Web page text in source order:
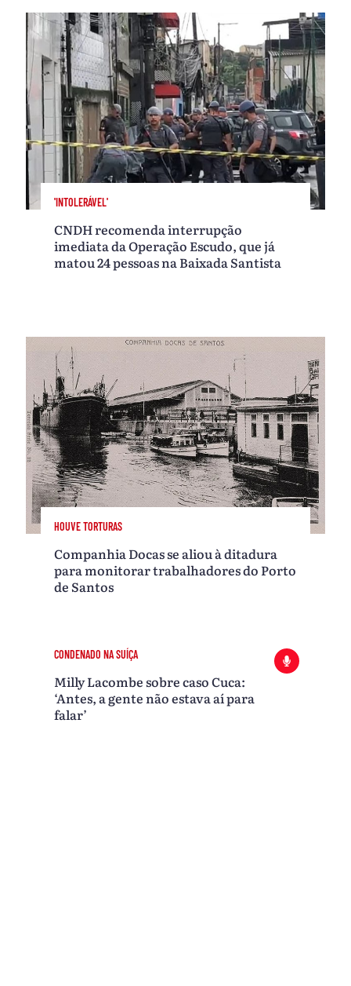
'INTOLERÁVEL'
CNDH recomenda interrupção
imediata da Operação Escudo, que já
matou 24 pessoas na Baixada Santista
HOUVE TORTURAS
Companhia Docas se aliou à ditadura
para monitorar trabalhadores do Porto
de Santos
CONDENADO NA SUÍÇA
Milly Lacombe sobre caso Cuca:
‘Antes, a gente não estava aí para
falar’